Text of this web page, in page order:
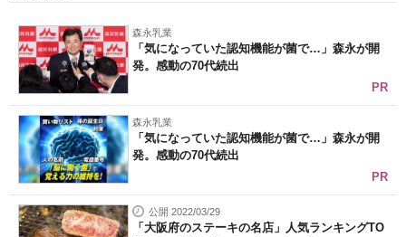
森永乳業
「気になっていた認知機能が菌で…」森永が開
発。感動の70代続出
PR
森永乳業
「気になっていた認知機能が菌で…」森永が開
発。感動の70代続出
PR
公開 2022/03/29
「大阪府のステーキの名店」人気ランキングTO